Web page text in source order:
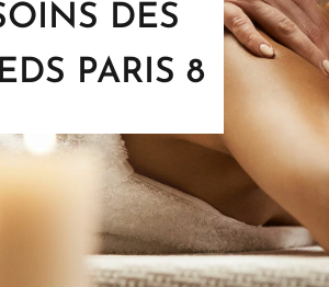
DES
PARIS 8